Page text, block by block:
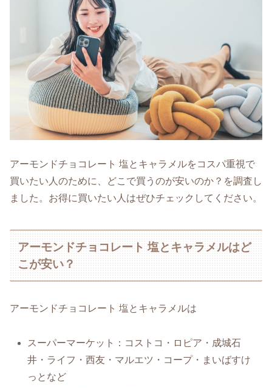
アーモンドチョコレート 塩とキャラメルをコスパ重視で
買いたい人のために、どこで買うのが安いのか？を調査し
ました。お得に買いたい人はぜひチェックしてください。
アーモンドチョコレート 塩とキャラメルはど
こが安い？
アーモンドチョコレート 塩とキャラメルは
スーパーマーケット：コストコ・ロピア・成城石
井・ライフ・西友・マルエツ・コープ・まいばすけ
っとなど